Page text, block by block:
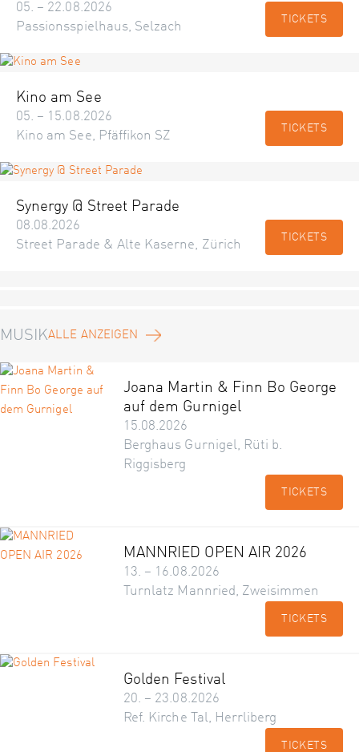
05. – 22.08.2026
Passionsspielhaus, Selzach
TICKETS
Kino am See
05. – 15.08.2026
Kino am See, Pfäffikon SZ
TICKETS
Synergy @ Street Parade
08.08.2026
Street Parade & Alte Kaserne, Zürich
TICKETS
MUSIKALLE ANZEIGEN
Joana Martin & Finn Bo George
auf dem Gurnigel
15.08.2026
Berghaus Gurnigel, Rüti b.
Riggisberg
TICKETS
MANNRIED OPEN AIR 2026
13. – 16.08.2026
Turnlatz Mannried, Zweisimmen
TICKETS
Golden Festival
20. – 23.08.2026
Ref. Kirche Tal, Herrliberg
TICKETS